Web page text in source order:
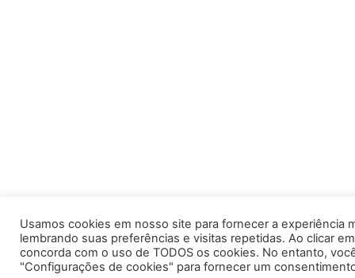
Usamos cookies em nosso site para fornecer a experiência
lembrando suas preferências e visitas repetidas. Ao clicar
concorda com o uso de TODOS os cookies. No entanto,
"Configurações de cookies" para fornecer um